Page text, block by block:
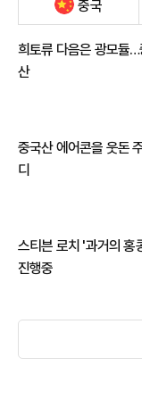
중국
희토류 다음은 광모듈
산
중국산 에어콘을 웃돈
디
스티븐 로치 '과거의 홍
진행중